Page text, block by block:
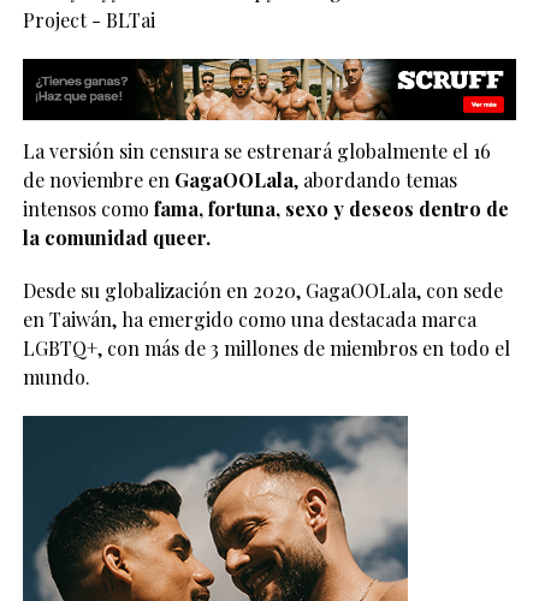
La versión sin censura se estrenará globalmente el 16
de noviembre en GagaOOLala, abordando temas
intensos como fama, fortuna, sexo y deseos dentro de
la comunidad queer.
Desde su globalización en 2020, GagaOOLala, con sede
en Taiwán, ha emergido como una destacada marca
LGBTQ+, con más de 3 millones de miembros en todo el
mundo.